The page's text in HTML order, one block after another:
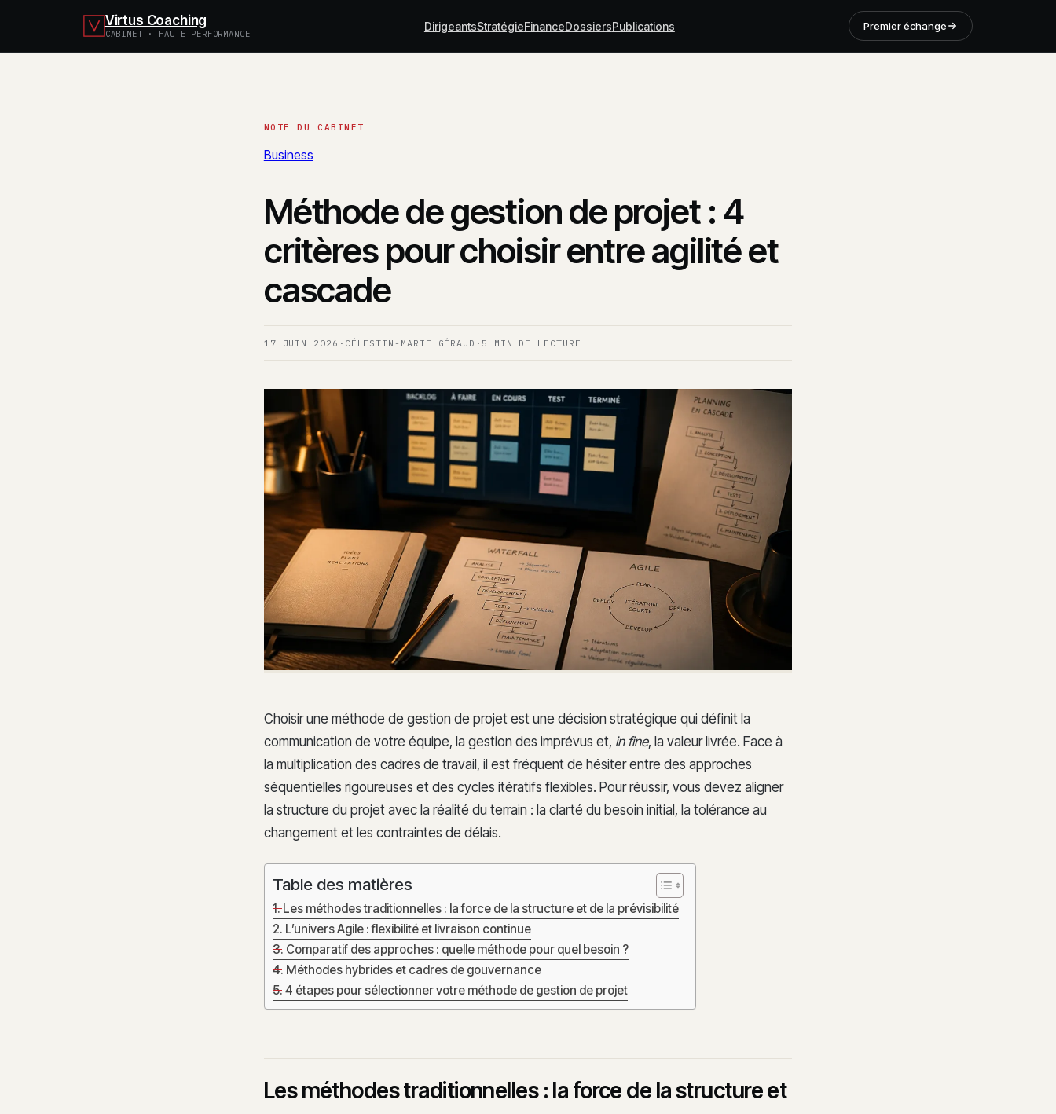
Virtus Coaching
CABINET · HAUTE PERFORMANCE
DirigeantsStratégieFinanceDossiersPublications Premier échange
Business
Méthode de gestion de projet : 4
critères pour choisir entre agilité et
cascade
17 JUIN 2026 · CÉLESTIN-MARIE GÉRAUD · 5 MIN DE LECTURE
Choisir une méthode de gestion de projet est une décision stratégique qui définit la
communication de votre équipe, la gestion des imprévus et, in fine, la valeur livrée. Face à
la multiplication des cadres de travail, il est fréquent de hésiter entre des approches
séquentielles rigoureuses et des cycles itératifs flexibles. Pour réussir, vous devez aligner
la structure du projet avec la réalité du terrain : la clarté du besoin initial, la tolérance au
changement et les contraintes de délais.
Table des matières
Les méthodes traditionnelles : la force de la structure et de la prévisibilité
L’univers Agile : flexibilité et livraison continue
Comparatif des approches : quelle méthode pour quel besoin ?
Méthodes hybrides et cadres de gouvernance
4 étapes pour sélectionner votre méthode de gestion de projet
Les méthodes traditionnelles : la force de la structure et